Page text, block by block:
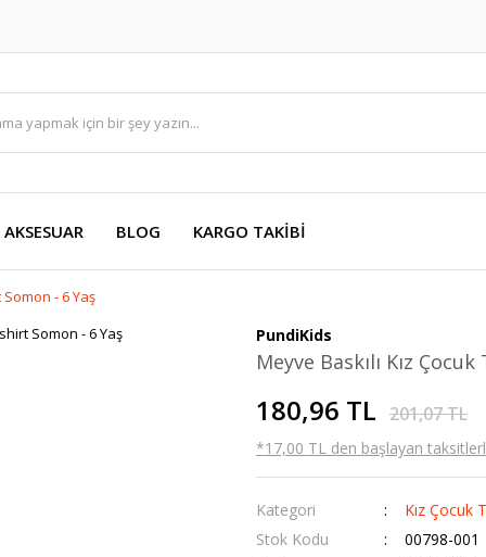
AKSESUAR BLOG KARGO TAKİBİ
Somon - 6 Yaş
PundiKids
Meyve Baskılı Kız
180,96 TL 201,07 TL
*17,00 TL den başlayan
Kategori
Kız Çocuk
Stok Kodu
00798-001